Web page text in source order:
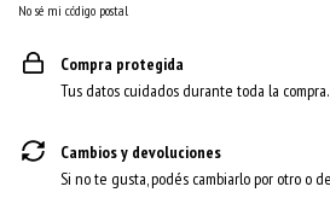
No sé mi código postal
Compra protegida
Tus datos cuidados durante toda la compra.
Cambios y devoluciones
Si no te gusta, podés cambiarlo por otro o